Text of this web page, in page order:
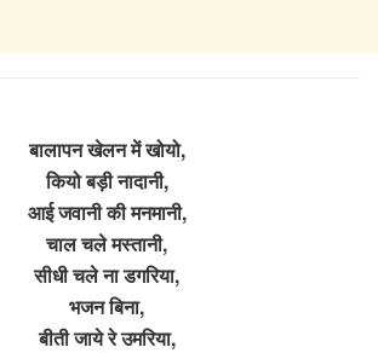
बालापन खेलन में खोयो,
कियो बड़ी नादानी,
आई जवानी की मनमानी,
चाल चले मस्तानी,
सीधी चले ना डगरिया,
भजन बिना,
बीती जाये रे उमरिया,